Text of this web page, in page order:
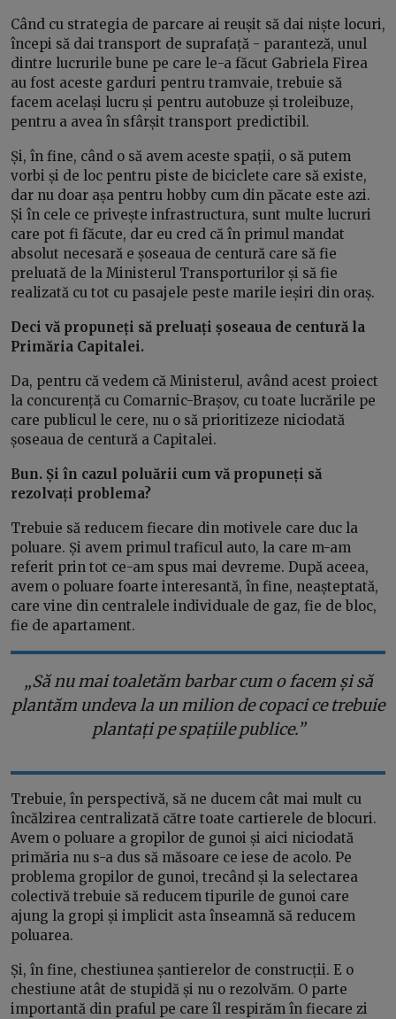
Când cu strategia de parcare ai reușit să dai niște locuri,
începi să dai transport de suprafață - paranteză, unul
dintre lucrurile bune pe care le-a făcut Gabriela Firea
au fost aceste garduri pentru tramvaie, trebuie să
facem același lucru și pentru autobuze și troleibuze,
pentru a avea în sfârșit transport predictibil.
Și, în fine, când o să avem aceste spații, o să putem
vorbi și de loc pentru piste de biciclete care să existe,
dar nu doar așa pentru hobby cum din păcate este azi.
Și în cele ce privește infrastructura, sunt multe lucruri
care pot fi făcute, dar eu cred că în primul mandat
absolut necesară e șoseaua de centură care să fie
preluată de la Ministerul Transporturilor și să fie
realizată cu tot cu pasajele peste marile ieșiri din oraș.
Deci vă propuneți să preluați șoseaua de centură la
Primăria Capitalei.
Da, pentru că vedem că Ministerul, având acest proiect
la concurență cu Comarnic-Brașov, cu toate lucrările pe
care publicul le cere, nu o să prioritizeze niciodată
șoseaua de centură a Capitalei.
Bun. Și în cazul poluării cum vă propuneți să
rezolvați problema?
Trebuie să reducem fiecare din motivele care duc la
poluare. Și avem primul traficul auto, la care m-am
referit prin tot ce-am spus mai devreme. După aceea,
avem o poluare foarte interesantă, în fine, neașteptată,
care vine din centralele individuale de gaz, fie de bloc,
fie de apartament.
„Să nu mai toaletăm barbar cum o facem și să
plantăm undeva la un milion de copaci ce trebuie
plantați pe spațiile publice.”
Trebuie, în perspectivă, să ne ducem cât mai mult cu
încălzirea centralizată către toate cartierele de blocuri.
Avem o poluare a gropilor de gunoi și aici niciodată
primăria nu s-a dus să măsoare ce iese de acolo. Pe
problema gropilor de gunoi, trecând și la selectarea
colectivă trebuie să reducem tipurile de gunoi care
ajung la gropi și implicit asta înseamnă să reducem
poluarea.
Și, în fine, chestiunea șantierelor de construcții. E o
chestiune atât de stupidă și nu o rezolvăm. O parte
importantă din praful pe care îl respirăm în fiecare zi